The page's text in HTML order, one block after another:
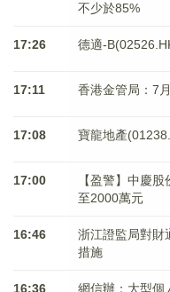
不少於85%
17:26 德適-
17:11 香港金管局：7
17:08 寶龍地產
17:00
【盈警】中慶
至2000萬元
16:46
浙江證監局對財
措施
16:36
網信辦：大型個